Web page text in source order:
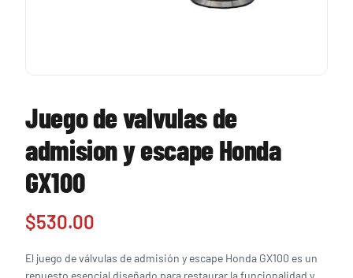
Juego de valvulas de
admision y escape Honda
GX100
$530.00
El juego de válvulas de admisión y escape Honda GX100 es un
repuesto esencial diseñado para restaurar la funcionalidad y